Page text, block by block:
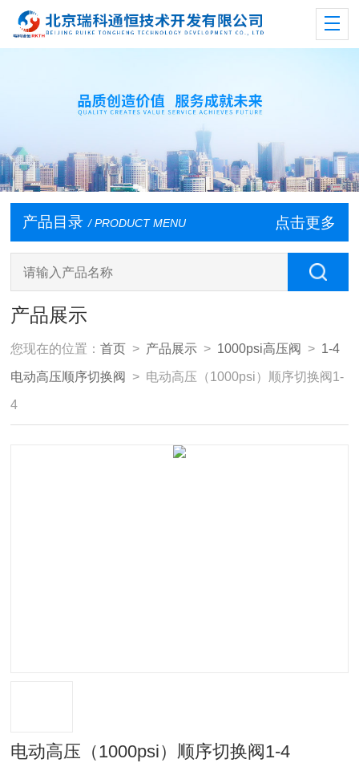
产品目录 / PRODUCT MENU 点击更多
产品展示
您现在的位置：首页 > 产品展示 > 1000psi高压阀 > 1-4
电动高压顺序切换阀 > 电动高压（1000psi）顺序切换阀1-
4
电动高压（1000psi）顺序切换阀1-4